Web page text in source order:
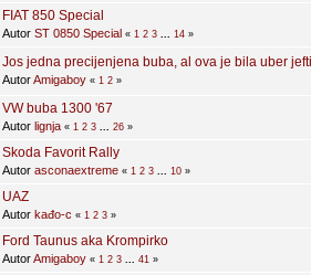
FIAT 850 Special
Autor ST 0850 Special « 1 2 3 14»
Jos jedna precijenjena buba, al ova je bila uber
AutorAmigaboy « 1 2»
VW buba 1300 '67
Autor lignja « 1 2 3 26»
Skoda Favorit Rally
Autor asconaextreme « 1 2 3 10»
UAZ
Autor kađo-c « 1 2 3»
Ford Taunus aka Krompirko
AutorAmigaboy « 1 2 3 41 »